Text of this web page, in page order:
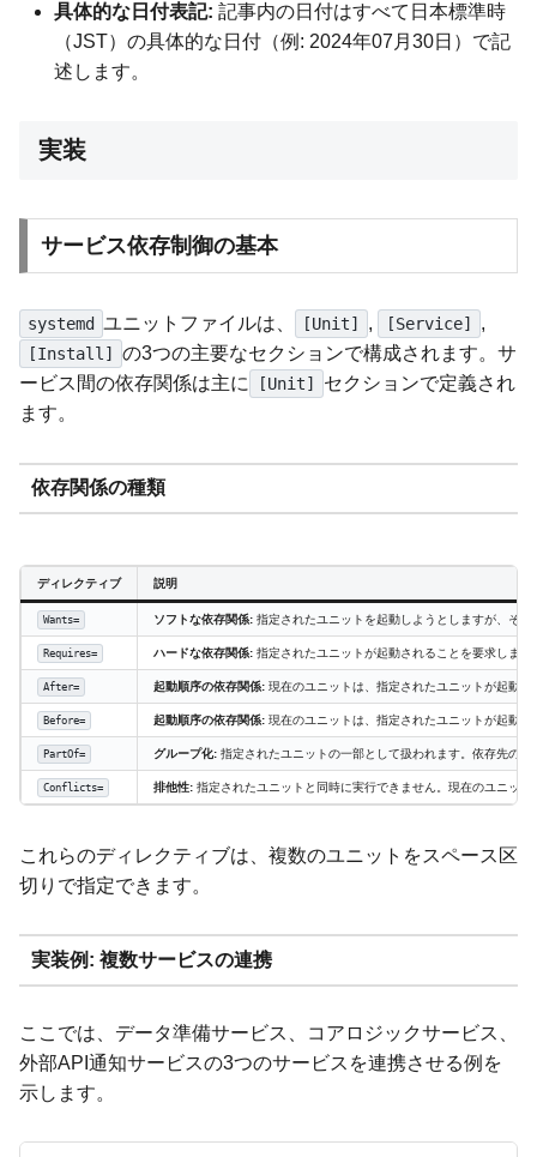
具体的な日付表記: 記事内の日付はすべて日本標準時
（JST）の具体的な日付（例: 2024年07月30日）で記
述します。
実装
サービス依存制御の基本
systemd ユニットファイルは、 [Unit] , [Service] ,
[Install]
の3つの主要なセクションで構成されます。サ
ービス間の依存関係は主に
[Unit]
セクションで定義され
ます。
依存関係の種類
ディレクティブ 説明
Wants= ソフトな依存関係: 指定されたユニットを起動しようとしますが、そ
Requires= ハードな依存関係: 指定されたユニットが起動されることを要求しま
After= 起動順序の依存関係: 現在のユニットは、指定されたユニットが起動
Before= 起動順序の依存関係: 現在のユニットは、指定されたユニットが起動
PartOf= グループ化: 指定されたユニットの一部として扱われます。依存先の
Conflicts= 排他性: 指定されたユニットと同時に実行できません。現在のユニッ
これらのディレクティブは、複数のユニットをスペース区
切りで指定できます。
実装例: 複数サービスの連携
ここでは、データ準備サービス、コアロジックサービス、
外部API通知サービスの3つのサービスを連携させる例を
示します。